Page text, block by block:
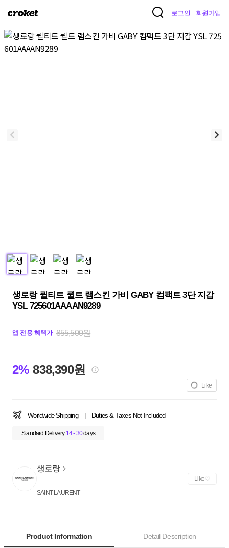
크
켓
로그인 회원가입
생로랑 퀼티트 퀼트 램스킨 가비 GABY 컴팩트 3단 지갑
YSL 725601AAAAN9289
앱 전용 혜택가 855,500원
2% 838,390원
Like
Worldwide Shipping Duties & Taxes Not Included
Standard Delivery 14 - 30days
생로랑
SAINT LAURENT
Like
Product Information Detail Description